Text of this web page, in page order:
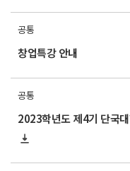
공통
창업특강 안내
공통